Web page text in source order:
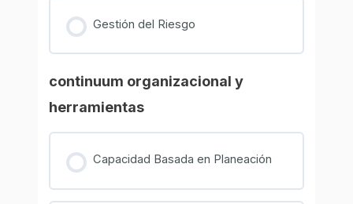
Gestión del Riesgo
continuum organizacional y
herramientas
Capacidad Basada en Planeación